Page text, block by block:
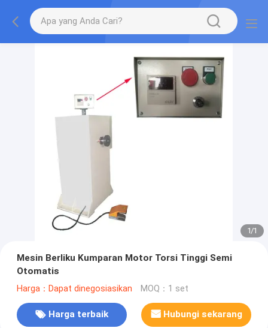
1/1
Mesin Berliku Kumparan Motor Torsi Tinggi Semi
Otomatis
Harga：Dapat dinegosiasikan MOQ：1 set
Harga terbaik Hubungi sekarang